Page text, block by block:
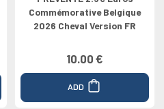
Commémorative Belgique
2026 Cheval Version FR
10.00 €
ADD